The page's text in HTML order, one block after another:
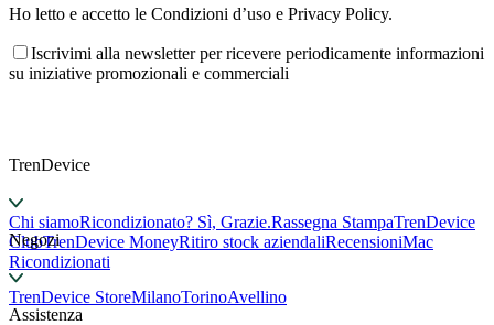
Ho letto e accetto le Condizioni d’uso e Privacy Policy.
Iscrivimi alla newsletter per ricevere periodicamente informazioni
su iniziative promozionali e commerciali
TrenDevice
Chi siamoRicondizionato? Sì, Grazie.Rassegna StampaTrenDevice
ClubTrenDevice MoneyRitiro stock aziendaliRecensioniMac
Ricondizionati
Negozi
TrenDevice StoreMilanoTorinoAvellino
Assistenza